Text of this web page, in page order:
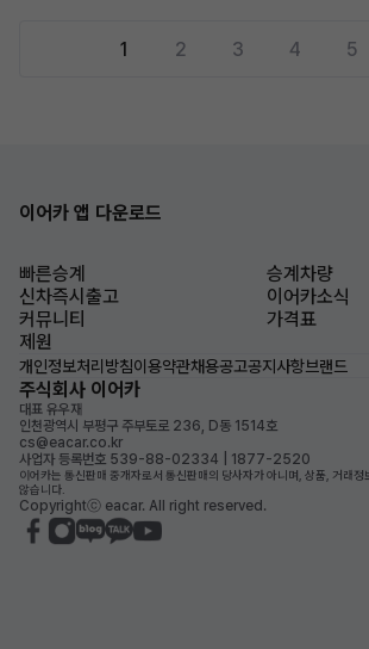
1 2 3 4 5
이어카 앱 다운로드
빠른승계
승계차량
신차즉시출고
이어카소식
커뮤니티
가격표
제원
개인정보처리방침이용약관채용공고공지사항브랜드
주식회사 이어카
대표 유우재
인천광역시 부평구 주부토로 236, D동 1514호
cs@eacar.co.kr
사업자 등록번호 539-88-02334 | 1877-2520
이어카는 통신판매 중개자로서 통신판매의 당사자가 아니며, 상품, 거래정
않습니다.
Copyrightⓒ eacar. All right reserved.